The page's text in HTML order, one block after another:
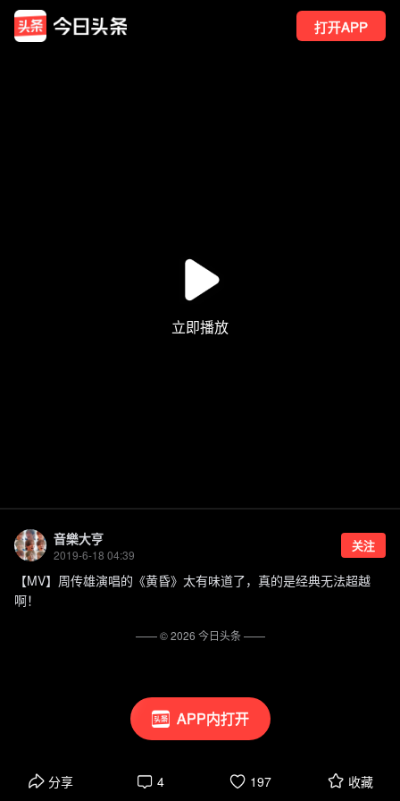
打开APP
APP内打开
音樂大亨
2019-6-18 04:39
关注
【MV】周传雄演唱的《黄昏》太有味道了，真的是经典无法超越
啊！
分享 4 197 收藏
—— ©2026 今日头条——